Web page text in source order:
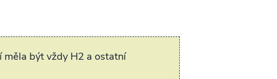
měla být vždy H2 a ostatní